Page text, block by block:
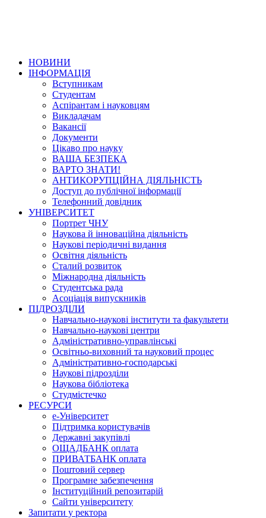
НОВИНИ
ІНФОРМАЦІЯ
Вступникам
Студентам
Аспірантам і науковцям
Викладачам
Вакансії
Документи
Цікаво про науку
ВАША БЕЗПЕКА
ВАРТО ЗНАТИ!
АНТИКОРУПЦІЙНА ДІЯЛЬНІСТЬ
Доступ до публічної інформації
Телефонний довідник
УНІВЕРСИТЕТ
Портрет ЧНУ
Наукова й інноваційна діяльність
Наукові періодичні видання
Освітня діяльність
Сталий розвиток
Міжнародна діяльність
Студентська рада
Асоціація випускників
ПІДРОЗДІЛИ
Навчально-наукові інститути та факультети
Навчально-наукові центри
Адміністративно-управлінські
Освітньо-виховний та науковий процес
Адміністративно-господарські
Наукові підрозділи
Наукова бібліотека
Студмістечко
РЕСУРСИ
е-Університет
Підтримка користувачів
Державні закупівлі
ОЩАДБАНК оплата
ПРИВАТБАНК оплата
Поштовий сервер
Програмне забезпечення
Інституційний репозитарій
Сайти університету
Запитати у ректора